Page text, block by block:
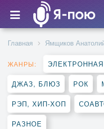
Главная Ямщиков
ЖАНРЫ: ЭЛЕКТРОННАЯ
ДЖАЗ, БЛЮЗ РОК
РЭП, ХИП-ХОП
РАЗНОЕ